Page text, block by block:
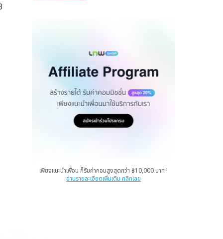
เพียงแนะนำเพื่อน ก็รับค่าคอมสูงสุดกว่า ฿10,000 บาท !
อ่านรายละเอียดเพิ่มเติม คลิกเลย